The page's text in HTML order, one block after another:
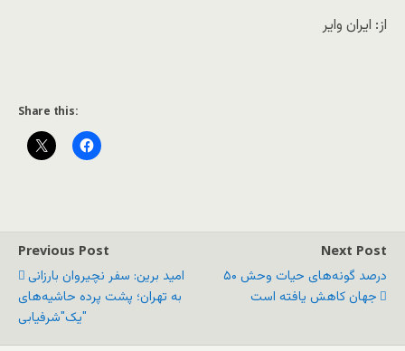
از: ایران وایر
Share this:
Previous Post
امید برین: سفر نچیروان بارزانی
بە تهران؛ پشت پرده حاشیه‌های
یک"شرفیابی"
Next Post
۵۰ درصد گونه‌های حیات وحش
جهان کاهش یافته است